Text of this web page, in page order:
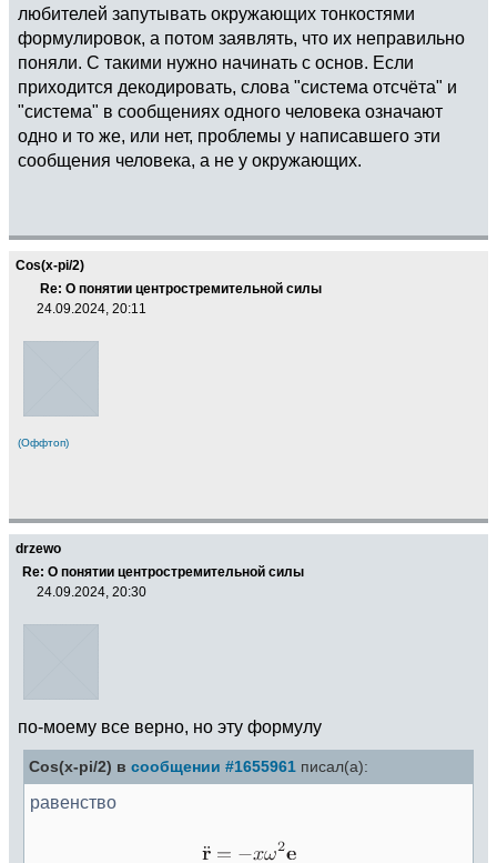
любителей запутывать окружающих тонкостями
формулировок, а потом заявлять, что их неправильно
поняли. С такими нужно начинать с основ. Если
приходится декодировать, слова "система отсчёта" и
"система" в сообщениях одного человека означают
одно и то же, или нет, проблемы у написавшего эти
сообщения человека, а не у окружающих.
Cos(x-pi/2)
Re: О понятии центростремительной силы
24.09.2024, 20:11
(Оффтоп)
drzewo
Re: О понятии центростремительной силы
24.09.2024, 20:30
по-моему все верно, но эту формулу
Cos(x-pi/2) в сообщении #1655961 писал(а):
равенство